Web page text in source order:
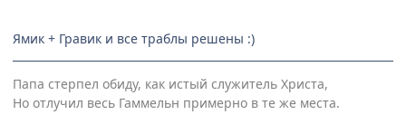
Ямик + Гравик и все траблы решены :)
Папа стерпел обиду, как истый служитель Христа,
Но отлучил весь Гаммельн примерно в те же места.